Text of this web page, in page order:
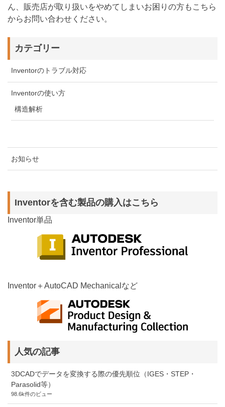
ん、販売店が取り扱いをやめてしまいお困りの方もこちら
からお問い合わせください。
カテゴリー
Inventorのトラブル対応
Inventorの使い方
構造解析
お知らせ
Inventorを含む製品の購入はこちら
Inventor単品
Inventor＋AutoCAD Mechanicalなど
人気の記事
3DCADでデータを変換する際の優先順位（IGES・STEP・
Parasolid等）
98.6k件のビュー